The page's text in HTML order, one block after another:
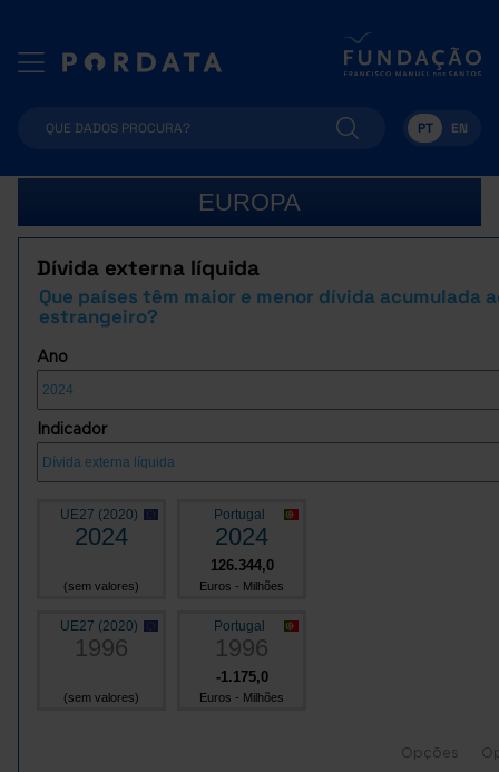
PT EN
EUROPA
Dívida externa líquida
Que países têm maior e menor dívida acumulada
estrangeiro?
Ano
Indicador
UE27 (2020)
2024
(sem valores)
Portugal
2024
126.344,0
Euros - Milhões
UE27 (2020)
1996
(sem valores)
Portugal
1996
-1.175,0
Euros - Milhões
Opções